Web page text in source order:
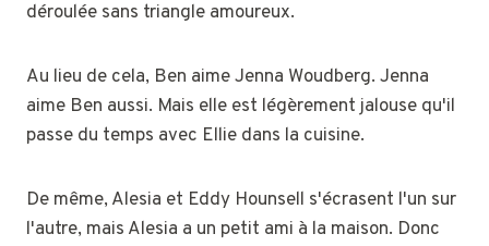
déroulée sans triangle amoureux.
Au lieu de cela, Ben aime Jenna Woudberg. Jenna
aime Ben aussi. Mais elle est légèrement jalouse qu'il
passe du temps avec Ellie dans la cuisine.
De même, Alesia et Eddy Hounsell s'écrasent l'un sur
l'autre, mais Alesia a un petit ami à la maison. Donc